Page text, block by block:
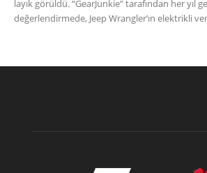
layık görüldü. “GearJunkie” tarafından her yıl
değerlendirmede, Jeep Wrangler’ın elektrikli